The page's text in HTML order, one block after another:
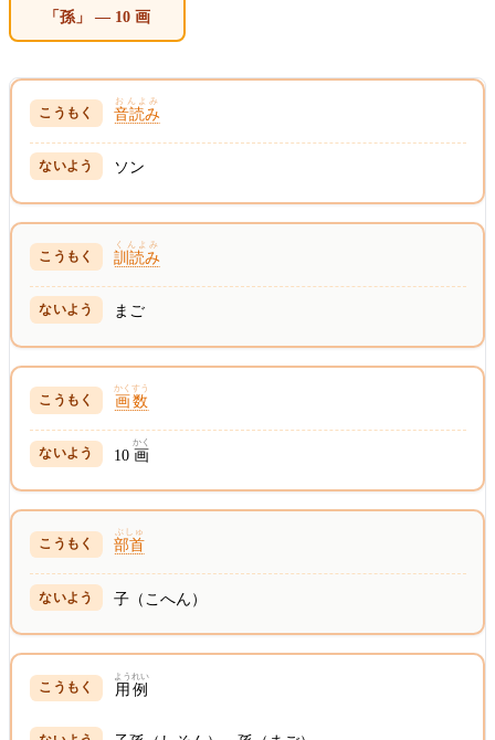
「孫」 — 10 画
音読み
おんよみ
ソン
訓読み
くんよみ
まご
画数
かくすう
10画
かく
部首
ぶしゅ
子（こへん）
用例
ようれい